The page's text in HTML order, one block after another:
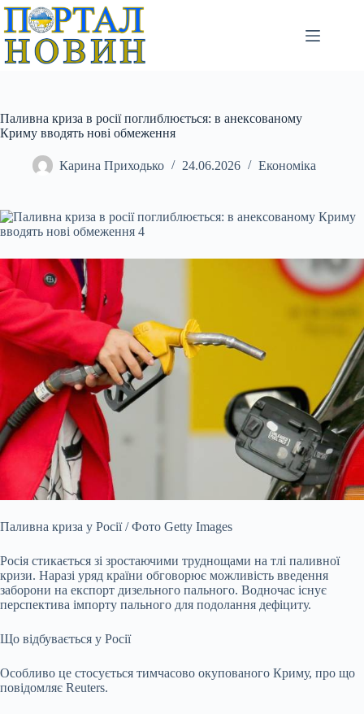
Перейти
вмісту
Паливна криза в росії поглиблюється: в анексованому
Криму вводять нові обмеження
Карина Приходько 24.06.2026 Економіка
Паливна криза у Росії / Фото Getty Images
Росія стикається зі зростаючими труднощами на тлі паливної
кризи. Наразі уряд країни обговорює можливість введення
заборони на експорт дизельного пального. Водночас існує
перспектива імпорту пального для подолання дефіциту.
Що відбувається у Росії
Особливо це стосується тимчасово окупованого Криму, про що
повідомляє Reuters.